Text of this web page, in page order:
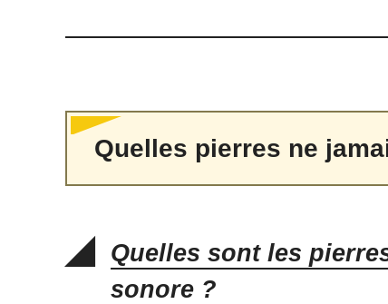
Quelles pierres ne
Quelles sont les
sonore ?